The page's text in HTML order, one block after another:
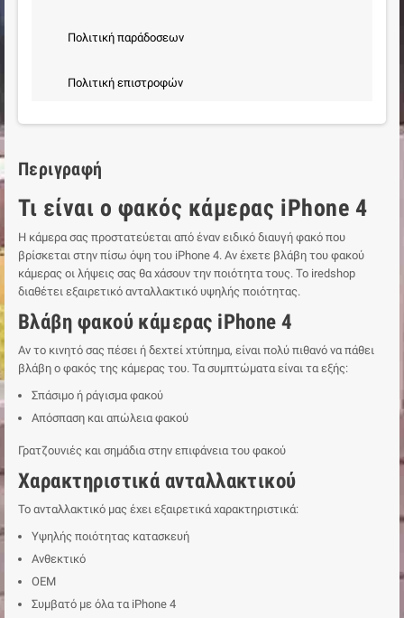
Πολιτική παράδοσεων
Πολιτική επιστροφών
Περιγραφή
Τι είναι ο φακός κάμερας iPhone 4
Η κάμερα σας προστατεύεται από έναν ειδικό διαυγή φακό που
βρίσκεται στην πίσω όψη του iPhone 4. Αν έχετε βλάβη του φακού
κάμερας οι λήψεις σας θα χάσουν την ποιότητα τους. Το iredshop
διαθέτει εξαιρετικό ανταλλακτικό υψηλής ποιότητας.
Βλάβη φακού κάμερας iPhone 4
Αν το κινητό σας πέσει ή δεχτεί χτύπημα, είναι πολύ πιθανό να πάθει
βλάβη ο φακός της κάμερας του. Τα συμπτώματα είναι τα εξής:
Σπάσιμο ή ράγισμα φακού
Απόσπαση και απώλεια φακού
Γρατζουνιές και σημάδια στην επιφάνεια του φακού
Χαρακτηριστικά ανταλλακτικού
Το ανταλλακτικό μας έχει εξαιρετικά χαρακτηριστικά:
Υψηλής ποιότητας κατασκευή
Ανθεκτικό
ΟΕΜ
Συμβατό με όλα τα iPhone 4